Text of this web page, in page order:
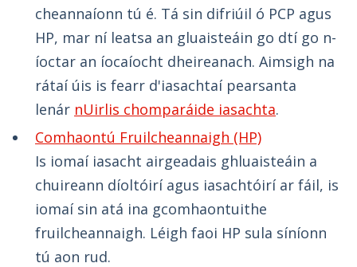
cheannaíonn tú é. Tá sin difriúil ó PCP agus
HP, mar ní leatsa an gluaisteáin go dtí go n-
íoctar an íocaíocht dheireanach. Aimsigh na
rátaí úis is fearr d'iasachtaí pearsanta
lenár nUirlis chomparáide iasachta.
Comhaontú Fruilcheannaigh (HP)
Is iomaí iasacht airgeadais ghluaisteáin a
chuireann díoltóirí agus iasachtóirí ar fáil, is
iomaí sin atá ina gcomhaontuithe
fruilcheannaigh. Léigh faoi HP sula síníonn
tú aon rud.